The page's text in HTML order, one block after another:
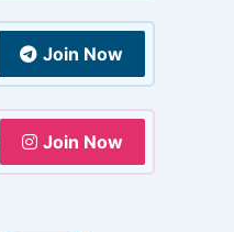
Join Now
Join Now